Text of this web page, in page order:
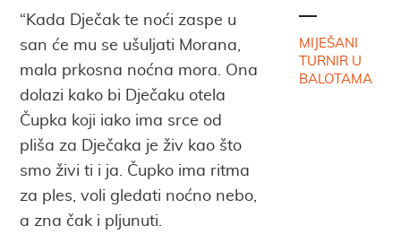
“Kada Dječak te noći zaspe u
san će mu se ušuljati Morana,
mala prkosna noćna mora. Ona
dolazi kako bi Dječaku otela
Čupka koji iako ima srce od
pliša za Dječaka je živ kao što
smo živi ti i ja. Čupko ima ritma
za ples, voli gledati noćno nebo,
a zna čak i pljunuti.
MIJEŠANI
TURNIR U
BALOTAMA